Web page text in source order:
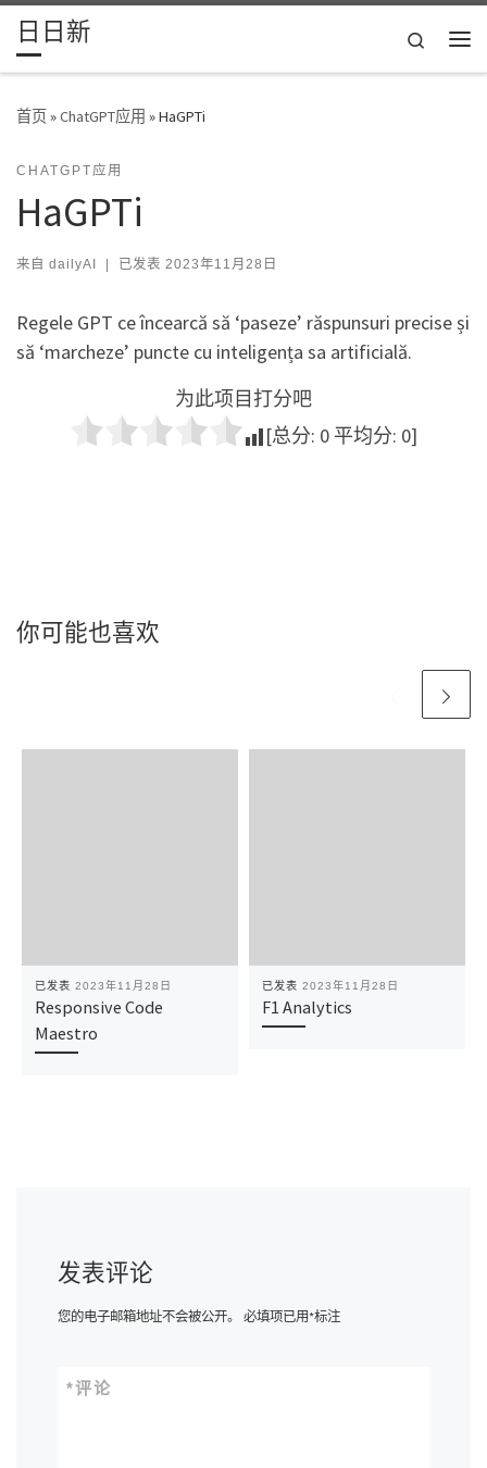
Skip to content
日日新
Search
首页»ChatGPT应用 »HaGPTi
CHATGPT应用
HaGPTi
来自 dailyAI | 已发表 2023年11月28日
Regele GPT ce încearcă să ‘paseze’ răspunsuri precise și
să ‘marcheze’ puncte cu inteligența sa artificială.
为此项目打分吧
[总分: 0 平均分: 0]
你可能也喜欢
已发表 2023年11月28日
Responsive Code
Maestro
已发表 2023年11月28日
F1 Analytics
发表评论
您的电子邮箱地址不会被公开。 必填项已用*标注
评论
*